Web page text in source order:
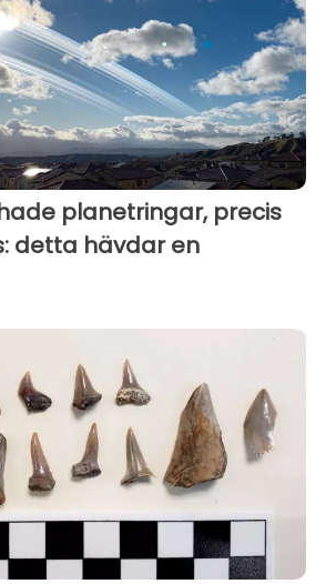
planetringar, precis
detta hävdar en